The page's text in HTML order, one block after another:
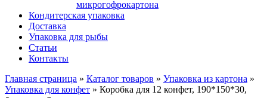
микрогофрокартона
Кондитерская упаковка
Доставка
Упаковка для рыбы
Статьи
Контакты
Главная страница » Каталог товаров » Упаковка из картона »
Упаковка для конфет » Коробка для 12 конфет, 190*150*30,